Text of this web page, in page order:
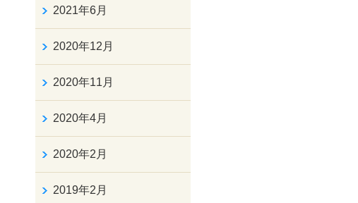
2021年6月
2020年12月
2020年11月
2020年4月
2020年2月
2019年2月